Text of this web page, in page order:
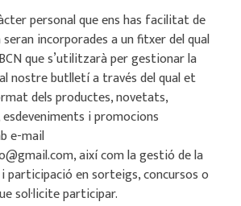
personal que ens has facilitat de
incorporades a un fitxer del qual
que s’utilitzarà per gestionar la
nostre butlletí a través del qual et
dels productes, novetats,
i promocions
e-mail
així com la gestió de la
participació en sorteigs, concursos o
sol·licite participar.